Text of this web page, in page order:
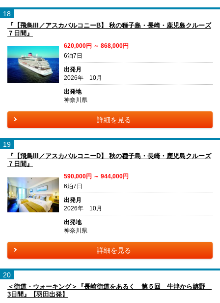
18
『【飛鳥III／アスカバルコニーB】 秋の種子島・長崎・鹿児島クルーズ
７日間』
620,000円 ～ 868,000円
6泊7日
出発月
2026年 10月
出発地
神奈川県
詳細を見る
19
『【飛鳥III／アスカバルコニーD】 秋の種子島・長崎・鹿児島クルーズ
７日間』
590,000円 ～ 944,000円
6泊7日
出発月
2026年 10月
出発地
神奈川県
詳細を見る
20
＜街道・ウォーキング＞『長崎街道をあるく 第５回 牛津から嬉野
3日間』【羽田出発】